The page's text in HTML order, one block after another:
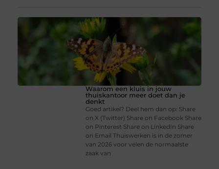
Waarom een kluis in jouw
thuiskantoor meer doet dan je
denkt
Goed artikel? Deel hem dan op: Share
on X (Twitter) Share on Facebook Share
on Pinterest Share on LinkedIn Share
on Email Thuiswerken is in de zomer
van 2026 voor velen de normaalste
zaak van